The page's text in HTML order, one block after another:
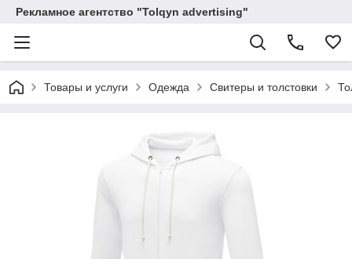
Рекламное агентство "Tolqyn advertising"
Товары и услуги Одежда Свитеры и толстовки